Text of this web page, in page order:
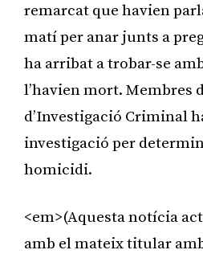
remarcat que havien
matí per anar junts a
ha arribat a trobar-se
l’havien mort. Membres
d’Investigació Criminal
investigació per
homicidi.
<em>(Aquesta notícia
amb el mateix titular